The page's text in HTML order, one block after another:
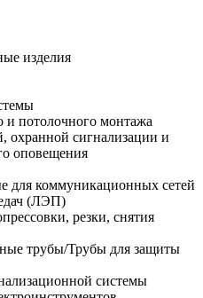
изделия
и потолочного монтажа
охранной сигнализации и
оповещения
для коммуникационных сетей
(ЛЭП)
резки, снятия
трубы/Трубы для защиты
системы